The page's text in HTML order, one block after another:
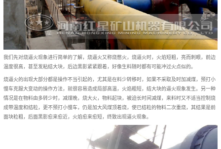
我们先对烧逼火现象进行简单的了解，烧逼火又称烧憋火，烧逼火时，火焰短粗，亮而刺眼，前边
温度很高，甚至发粘结大块，后边黑影紧紧跟着，好像生料随时都有可能冲过火点似的。
烧逼火的出现大部分都是操作不当引起的，尤其是在料少转移时，如果不采取及时加减煤，预打小
慢车克服大变动的操作方法，就很容易造成局部高温，火焰粗短，结大块的逼火现象发生。另一种
情况是在物料由多转少时，减煤晚，烧大火，物料起块，被迫长时间减煤，来料时又不适当控制烧
成带温度和结粒，更不预打小慢车，仍是加大风煤顶着烧，使已结粒的物料二次重烧，其结果是前
面块粒粗，后面黑影愈来愈近，火焰愈来愈短，终致出现逼火现象。